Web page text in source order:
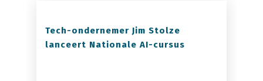
Tech-ondernemer Jim Stolze
lanceert Nationale AI-cursus